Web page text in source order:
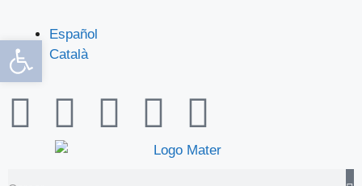
Español
Català
Obre la barra d'eines